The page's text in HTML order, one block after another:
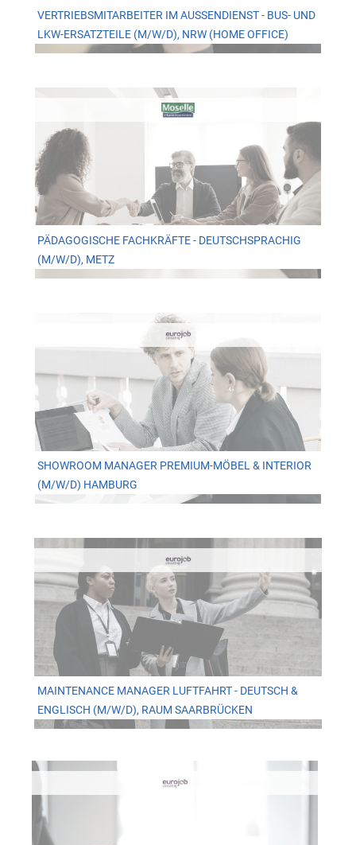
VERTRIEBSMITARBEITER IM AUSSENDIENST - BUS- UND L
KW-ERSATZTEILE (M/W/D), NRW (HOME OFFICE)
PÄDAGOGISCHE FACHKRÄFTE - DEUTSCHSPRACHIG
(M/W/D), METZ
SHOWROOM MANAGER PREMIUM-MÖBEL & INTERIOR
(M/W/D) HAMBURG
MAINTENANCE MANAGER LUFTFAHRT - DEUTSCH &
ENGLISCH (M/W/D), RAUM SAARBRÜCKEN